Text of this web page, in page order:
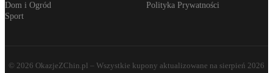
Dom i Ogród
Sport
Polityka Prywatności
© 2026 OkazjeZChin.pl – Wszystkie kupony aktualizowane na sierpień 2026